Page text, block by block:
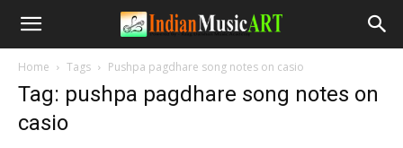
Home Tags Pushpa pagdhare song notes on casio
Tag: pushpa pagdhare song notes on
casio